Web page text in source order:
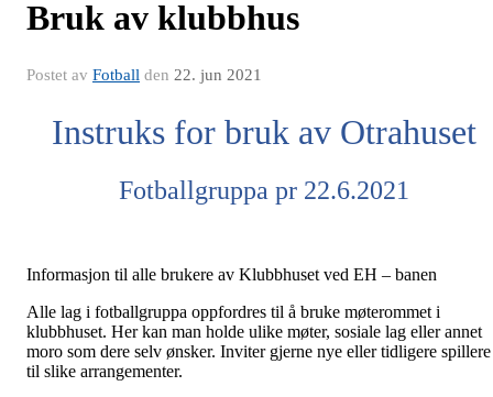
Bruk av klubbhus
Postet av Fotball den 22. jun 2021
Instruks for bruk av Otrahuset
Fotballgruppa pr 22.6.2021
Informasjon til alle brukere av Klubbhuset ved EH – banen
Alle lag i fotballgruppa oppfordres til å bruke møterommet i
klubbhuset. Her kan man holde ulike møter, sosiale lag eller annet
moro som dere selv ønsker. Inviter gjerne nye eller tidligere spillere
til slike arrangementer.